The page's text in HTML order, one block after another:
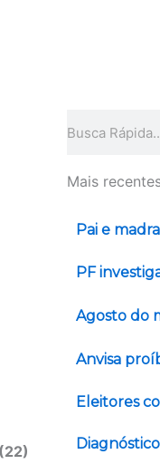
Mais
Pai e
PF
Agosto do
Anvisa
Eleitores